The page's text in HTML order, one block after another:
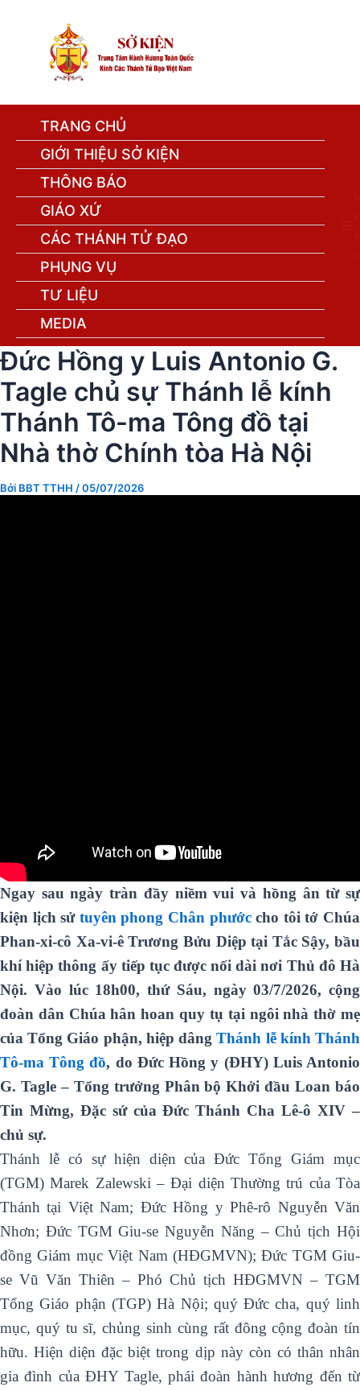
TRANG CHỦ
GIỚI THIỆU SỞ KIỆN
THÔNG BÁO
GIÁO XỨ
CÁC THÁNH TỬ ĐẠO
PHỤNG VỤ
TƯ LIỆU
MEDIA
Đức Hồng y Luis Antonio G.
Tagle chủ sự Thánh lễ kính
Thánh Tô-ma Tông đồ tại
Nhà thờ Chính tòa Hà Nội
Bởi BBT TTHH /05/07/2026
Ngay sau ngày tràn đầy niềm vui và hồng ân từ sự
kiện lịch sử tuyên phong Chân phướccho tôi tớ Chúa
Phan-xi-cô Xa-vi-ê Trương Bửu Diệp tại Tắc Sậy, bầu
khí hiệp thông ấy tiếp tục được nối dài nơi Thủ đô Hà
Nội. Vào lúc 18h00, thứ Sáu, ngày 03/7/2026, cộng
đoàn dân Chúa hân hoan quy tụ tại ngôi nhà thờ mẹ
của Tổng Giáo phận, hiệp dângThánh lễ kính Thánh
Tô-ma Tông đồ, do Đức Hồng y (ĐHY) Luis Antonio
G. Tagle – Tổng trưởng Phân bộ Khởi đầu Loan báo
Tin Mừng, Đặc sứ của Đức Thánh Cha Lê-ô XIV –
chủ sự.
Thánh lễ có sự hiện diện của Đức Tổng Giám mục
(TGM) Marek Zalewski – Đại diện Thường trú của Tòa
Thánh tại Việt Nam; Đức Hồng y Phê-rô Nguyễn Văn
Nhơn; Đức TGM Giu-se Nguyễn Năng – Chủ tịch Hội
đồng Giám mục Việt Nam (HĐGMVN); Đức TGM Giu-
se Vũ Văn Thiên – Phó Chủ tịch HĐGMVN – TGM
Tổng Giáo phận (TGP) Hà Nội; quý Đức cha, quý linh
mục, quý tu sĩ, chủng sinh cùng rất đông cộng đoàn tín
hữu. Hiện diện đặc biệt trong dịp này còn có thân nhân
gia đình của ĐHY Tagle, phái đoàn hành hương đến từ